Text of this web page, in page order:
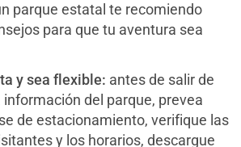
parque estatal te recomiendo
para que tu aventura sea
y sea flexible: antes de salir de
información del parque, prevea
de estacionamiento, verifique las
y los horarios, descargue